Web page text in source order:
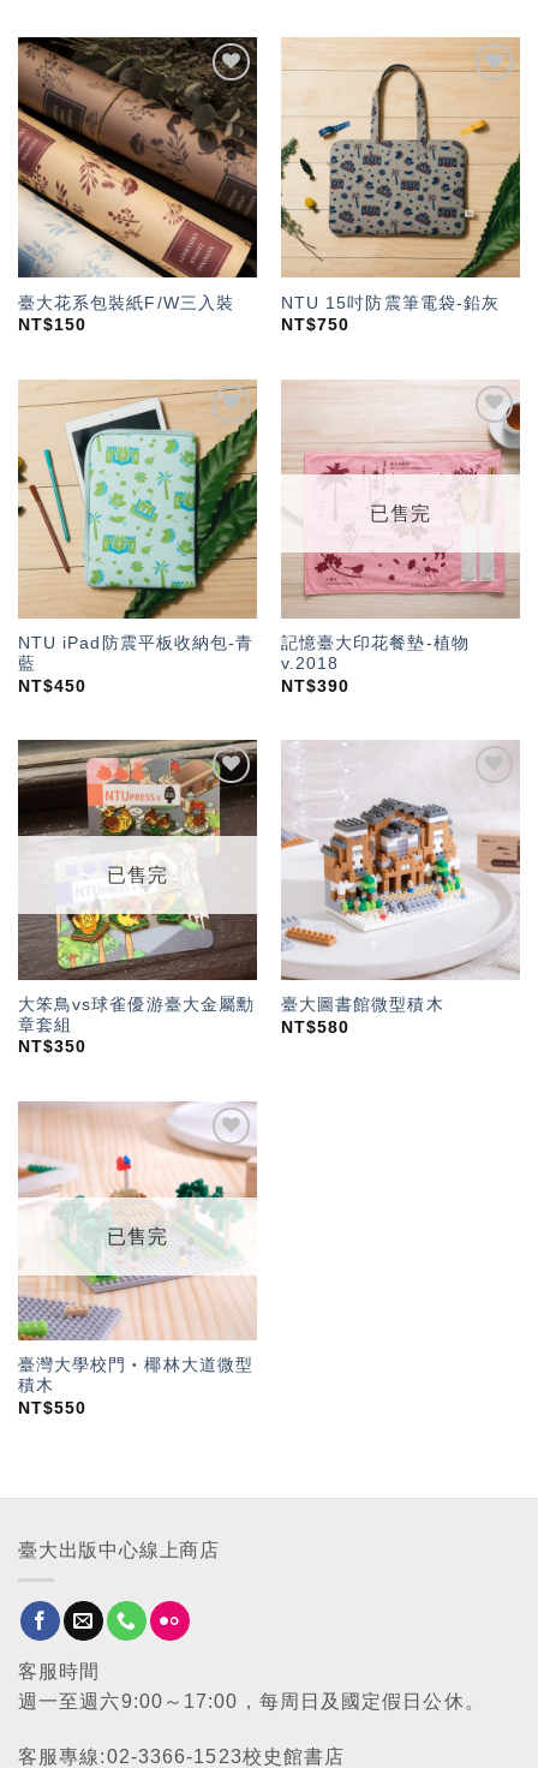
加入
「願
望輕
單」
臺大花系包裝紙F/W三入裝
NT$150
「願
望輕
NTU 15吋防震筆電袋-鉛灰
NT$750
加入
「願
望輕
單」
NTU iPad防震平板收納包-青
藍
NT$450
加入
「願
望輕
已售完
記憶臺大印花餐墊-植物
v.2018
NT$390
加入
「願
望輕
單」
已售完
大笨鳥vs球雀優游臺大金屬勳
章套組
NT$350
望輕
單」
臺大圖書館微型積木
NT$580
加入
「願
望輕
已售完
臺灣大學校門‧椰林大道微型
積木
NT$550
臺大出版中心線上商店
客服時間
週一至週六9:00～17:00，每周日及國定假日公休。
客服專線:02-3366-1523校史館書店